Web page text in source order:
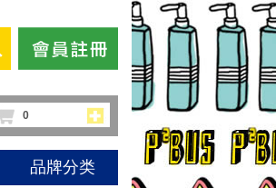
0
品牌分类